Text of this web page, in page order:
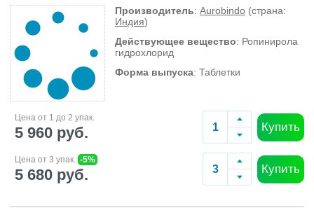
Производитель: Aurobindo (страна:
Индия)
Действующее вещество: Ропинирола
гидрохлорид
Форма выпуска: Таблетки
Цена от 1 до 2 упак.
5 960 руб. Купить
Цена от 3 упак. -5%
5 680 руб. Купить